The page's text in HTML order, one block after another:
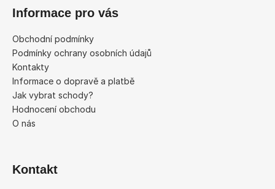
Informace pro vás
Obchodní podmínky
Podmínky ochrany osobních údajů
Kontakty
Informace o dopravě a platbě
Jak vybrat schody?
Hodnocení obchodu
O nás
Kontakt